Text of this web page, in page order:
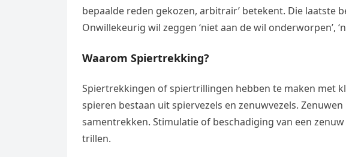
bepaalde reden gekozen, arbitrair’ betekent. Die laatste
Onwillekeurig wil zeggen ‘niet aan de wil onderworpen’,
Waarom Spiertrekking?
Spiertrekkingen of spiertrillingen hebben te maken met
spieren bestaan uit spiervezels en zenuwvezels.
samentrekken. Stimulatie of beschadiging van een
trillen.